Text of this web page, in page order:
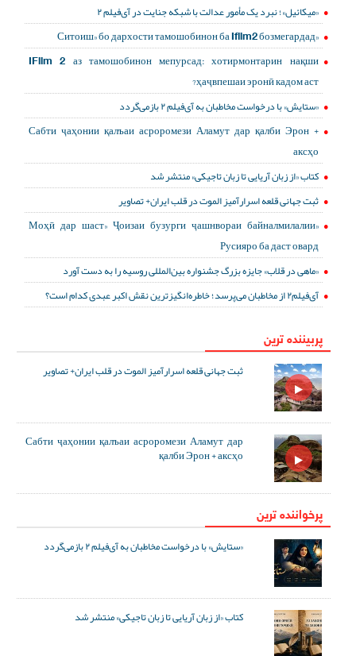
«میکائیل»؛ نبرد یک مأمور عدالت با شبکه جنایت در آی‌فیلم ۲
«Ситоиш» бо дархости тамошобинон ба Ifilm2 бозмегардад
IFilm 2 аз тамошобинон мепурсад: хотирмонтарин нақши
ҳаҷвпешаи эронӣ кадом аст?
«ستایش» با درخواست مخاطبان به آی‌فیلم ۲ بازمی‌گردد
Сабти ҷаҳонии қалъаи асроромези Аламут дар қалби Эрон +
аксҳо
کتاب «از زبان آریایی تا زبان تاجیکی» منتشر شد
ثبت جهانی قلعه اسرارآمیز الموت در قلب ایران+ تصاویر
«Моҳӣ дар шаст» Ҷоизаи бузурги ҷашнвораи байналмилалии
Русияро ба даст овард
«ماهی در قلاب» جایزه بزرگ جشنواره بین‌المللی روسیه را به دست آورد
آی‌فیلم۲ از مخاطبان می‌پرسد؛ خاطره‌انگیزترین نقش اکبر عبدی کدام است؟
پربیننده ترین
ثبت جهانی قلعه اسرارآمیز الموت در قلب ایران+ تصاویر
Сабти ҷаҳонии қалъаи асроромези Аламут дар
қалби Эрон + аксҳо
پرخواننده ترین
«ستایش» با درخواست مخاطبان به آی‌فیلم ۲ بازمی‌گردد
کتاب «از زبان آریایی تا زبان تاجیکی» منتشر شد